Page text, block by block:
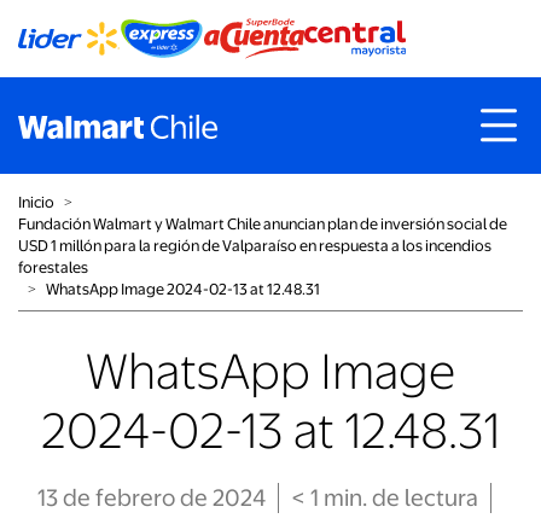
Inicio ˃
Fundación Walmart y Walmart Chile anuncian plan de inversión social de
USD 1 millón para la región de Valparaíso en respuesta a los incendios
forestales
˃ WhatsApp Image 2024-02-13 at 12.48.31
WhatsApp Image
2024-02-13 at 12.48.31
13 de febrero de 2024 < 1 min. de lectura